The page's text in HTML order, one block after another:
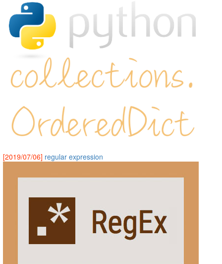
[2019/07/06] regular expression